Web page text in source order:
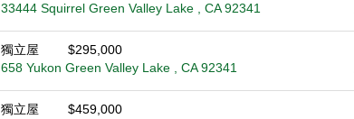
33444 Squirrel Green Valley Lake , CA 92341
獨立屋
$295,000
658 Yukon Green Valley Lake , CA 92341
獨立屋
$459,000